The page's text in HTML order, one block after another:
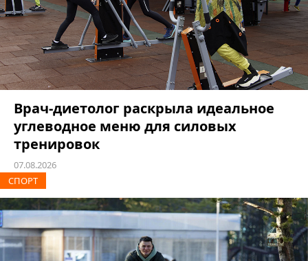
Врач-диетолог раскрыла идеальное
углеводное меню для силовых
тренировок
07.08.2026
СПОРТ